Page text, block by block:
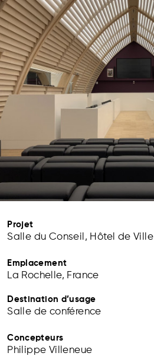
Projet
Salle du Conseil, Hôtel de
Emplacement
La Rochelle, France
Destination d’usage
Salle de conférence
Concepteurs
Philippe Villeneue